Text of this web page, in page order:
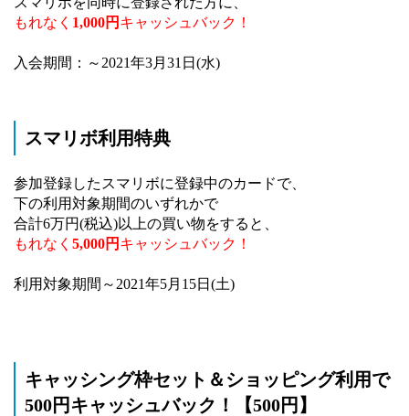
もれなく 1,000円 キャッシュバック！
入会期間：～2021年3月31日(水)
スマリボ利用特典
参加登録したスマリボに登録中のカードで、
下の利用対象期間のいずれかで
合計6万円(税込)以上の買い物をすると、
もれなく 5,000円 キャッシュバック！
利用対象期間～2021年5月15日(土)
キャッシング枠セット＆ショッピング利用で
500円キャッシュバック！【500円】